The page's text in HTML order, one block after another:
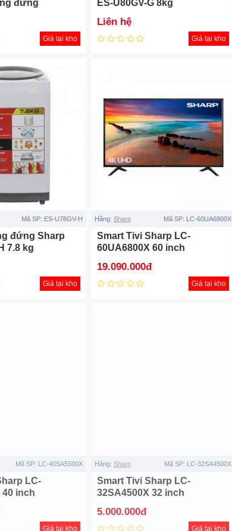
đứng
Giá tại kho
ES-U80GV-G 8kg
Liên hệ
Giá tại kho
Mã SP: ES-U78GV-H
đứng Sharp
7.8 kg
Giá tại kho
Hãng: Sharp Mã SP: LC-60UA6800X
Smart Tivi Sharp LC-
60UA6800X 60 inch
19.090.000đ
Giá tại kho
Mã SP: LC-40SA5500X
LC-
40 inch
Giá tại kho
Hãng: Sharp Mã SP: LC-32SA4500X
Smart Tivi Sharp LC-
32SA4500X 32 inch
5.000.000đ
Giá tại kho